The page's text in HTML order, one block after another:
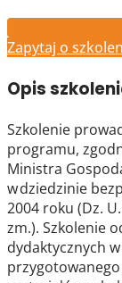
Zapytaj o
Opis
Szkolenie
programu,
Ministra
w dziedzinie
2004 roku (Dz.
zm.). Szkolenie
dydaktycznych